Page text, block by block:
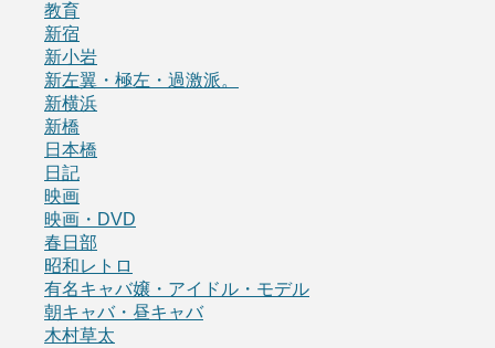
教育
新宿
新小岩
新左翼・極左・過激派。
新横浜
新橋
日本橋
日記
映画
映画・DVD
春日部
昭和レトロ
有名キャバ嬢・アイドル・モデル
朝キャバ・昼キャバ
木村草太